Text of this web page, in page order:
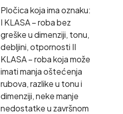
Pločica koja ima oznaku:
I KLASA – roba bez
greške u dimenziji, tonu,
debljini, otpornosti II
KLASA – roba koja može
imati manja oštećenja
rubova, razlike u tonu i
dimenziji, neke manje
nedostatke u završnom